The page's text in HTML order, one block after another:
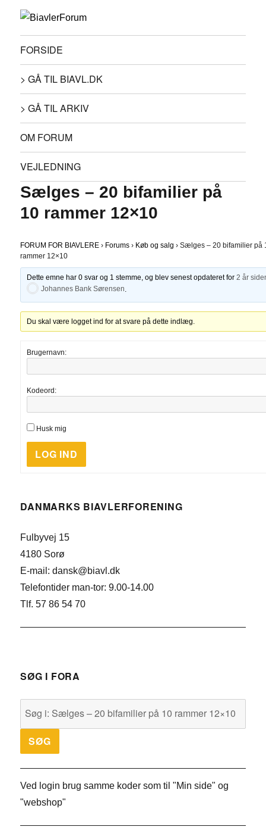
FORSIDE
> GÅ TIL BIAVL.DK
> GÅ TIL ARKIV
OM FORUM
VEJLEDNING
Sælges – 20 bifamilier på
10 rammer 12×10
FORUM FOR BIAVLERE › Forums › Køb og salg › Sælges – 20 bifamilier på
rammer 12×10
Dette emne har 0 svar og 1 stemme, og blev senest opdateret for 2 år
Johannes Bank Sørensen
Du skal være logget ind for at svare på dette indlæg.
Brugernavn:
Kodeord:
Husk mig
LOG IND
DANMARKS BIAVLERFORENING
Fulbyvej 15
4180 Sorø
E-mail: dansk@biavl.dk
Telefontider man-tor: 9.00-14.00
Tlf. 57 86 54 70
SØG I FORA
Ved login brug samme koder som til "Min side" og
"webshop"